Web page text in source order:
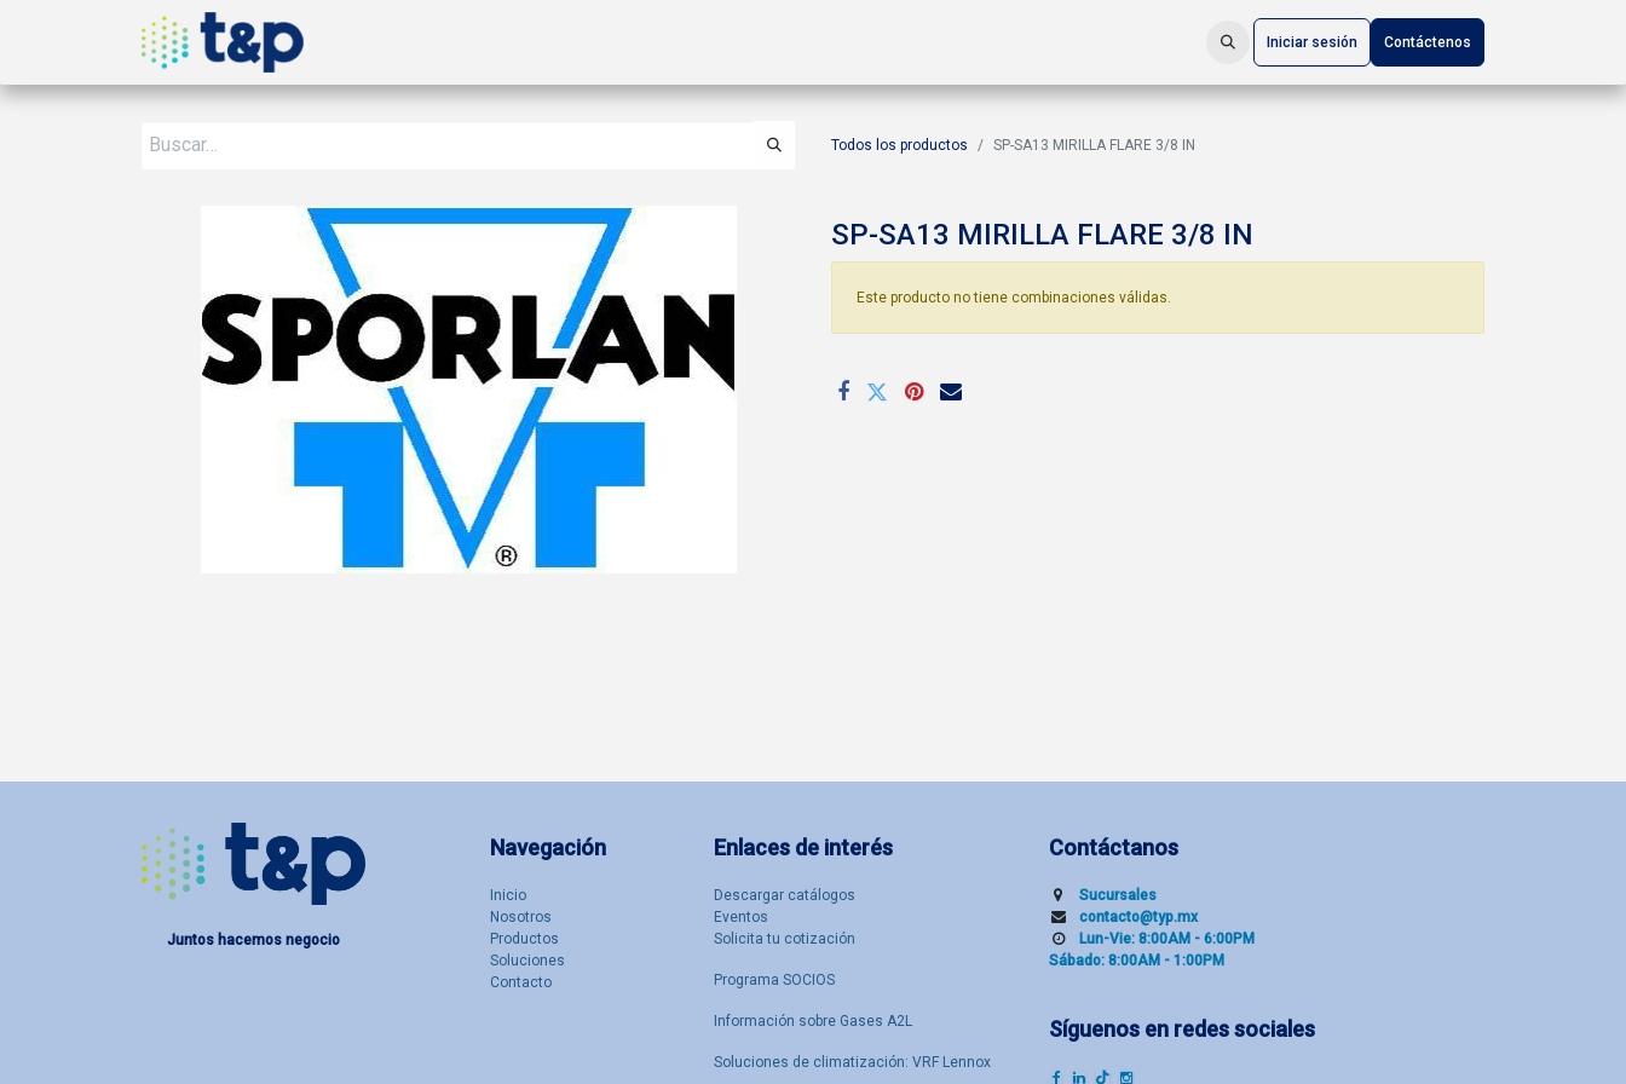
Iniciar sesión Contáctenos
Todos los productos SP-SA13 MIRILLA FLARE 3/8 IN
SP-SA13 MIRILLA FLARE 3/8 IN
Este producto no tiene combinaciones válidas.
Enlaces de interés
Descargar catálogos
Eventos
Solicita tu cotización
Programa SOCIOS
Información sobre Gases A2L
Soluciones de climatización: VRF Lennox
Navegación
Inicio
Nosotro​s
Productos
Soluciones
Contacto
Contáctanos
Sucu​rsal​es
contacto@typ.mx
Lun-Vie: 8:00AM - 6:00PM
Sábado: 8:00AM - 1:00PM
Síguenos en redes sociales
Juntos hacemos negocio